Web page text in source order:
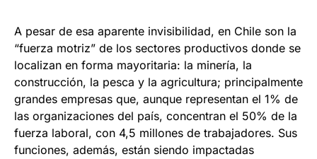
A pesar de esa aparente invisibilidad, en Chile son la
“fuerza motriz” de los sectores productivos donde se
localizan en forma mayoritaria: la minería, la
construcción, la pesca y la agricultura; principalmente
grandes empresas que, aunque representan el 1% de
las organizaciones del país, concentran el 50% de la
fuerza laboral, con 4,5 millones de trabajadores. Sus
funciones, además, están siendo impactadas